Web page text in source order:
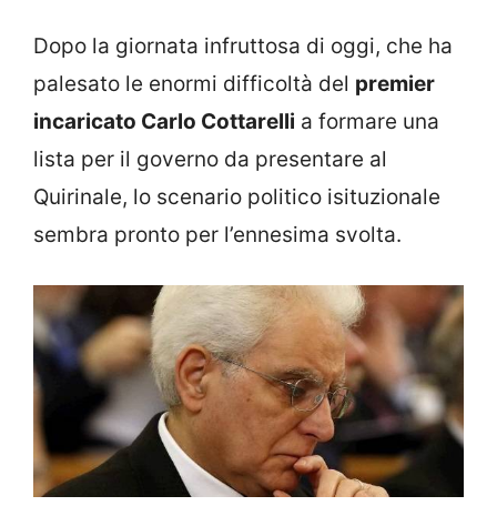
Dopo la giornata infruttosa di oggi, che ha
palesato le enormi difficoltà del premier
incaricato Carlo Cottarelli a formare una
lista per il governo da presentare al
Quirinale, lo scenario politico isituzionale
sembra pronto per l’ennesima svolta.